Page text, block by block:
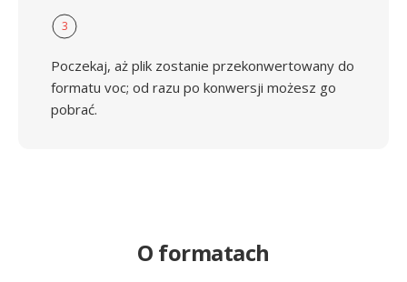
3
Poczekaj, aż plik zostanie przekonwertowany do
formatu voc; od razu po konwersji możesz go
pobrać.
O formatach